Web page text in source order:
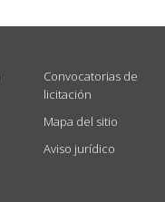
Convocatorias de
licitación
Mapa del sitio
Aviso jurídico